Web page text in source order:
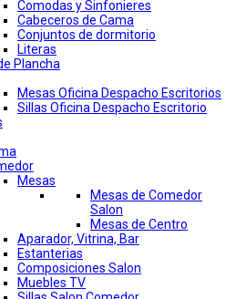
Comodas y Sinfonieres
Cabeceros de Cama
Conjuntos de dormitorio
Literas
Plancha
Mesas Oficina Despacho Escritorios
Sillas Oficina Despacho Escritorio
Mesas
Mesas de Comedor
Salon
Mesas de Centro
Aparador, Vitrina, Bar
Estanterias
Composiciones Salon
Muebles TV